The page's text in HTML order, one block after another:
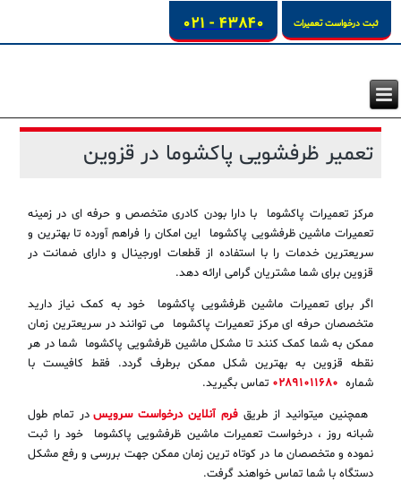
ثبت درخواست تعمیرات 43840 - 021
تعمیر ظرفشویی پاکشوما در قزوین
مرکز تعمیرات پاکشوما با دارا بودن کادری متخصص و حرفه ای در زمینه
تعمیرات ماشین ظرفشویی پاکشوما این امکان را فراهم آورده تا بهترین و
سریعترین خدمات را با استفاده از قطعات اورجینال و دارای ضمانت در
قزوین برای شما مشتریان گرامی ارائه دهد.
اگر برای تعمیرات ماشین ظرفشویی پاکشوما خود به کمک نیاز دارید
متخصصان حرفه ای مرکز تعمیرات پاکشوما می توانند در سریعترین زمان
ممکن به شما کمک کنند تا مشکل ماشین ظرفشویی پاکشوما شما در هر
نقطه قزوین به بهترین شکل ممکن برطرف گردد. فقط کافیست با
شماره 02891011680 تماس بگیرید.
همچنین میتوانید از طریق فرم آنلاین درخواست سرویس در تمام طول
شبانه روز ، درخواست تعمیرات ماشین ظرفشویی پاکشوما خود را ثبت
نموده و متخصصان ما در کوتاه ترین زمان ممکن جهت بررسی و رفع مشکل
دستگاه با شما تماس خواهند گرفت.